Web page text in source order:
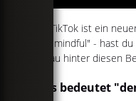
Auf TikTok ist ein
very mindful" - hast
genau hinter diesen
Was bedeutet